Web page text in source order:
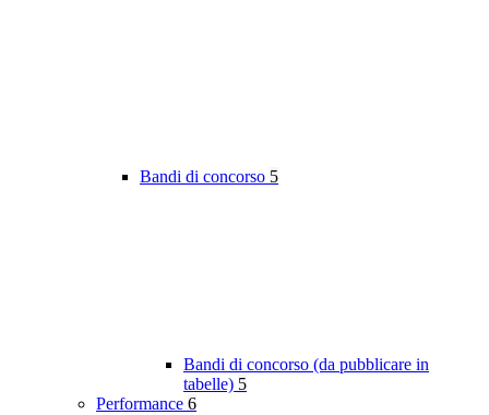
Bandi di concorso 5
Bandi di concorso (da pubblicare in
tabelle) 5
Performance 6